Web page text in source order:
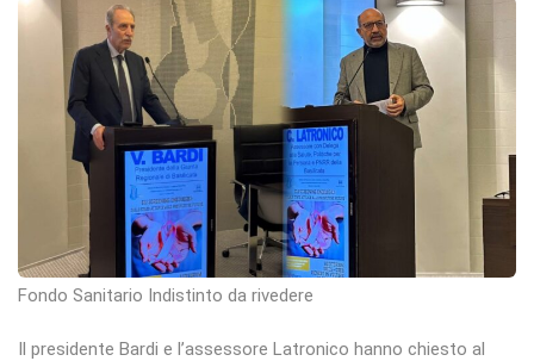
Fondo Sanitario Indistinto da rivedere
Il presidente Bardi e l’assessore Latronico hanno chiesto al